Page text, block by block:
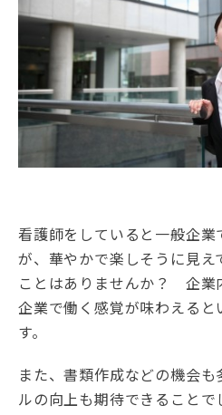
看護師をしていると一般企
が、華やかで楽しそうに見え
ことはありませんか？ 企業
企業で働く感覚が味わえる
す。
また、書類作成などの機会
ルの向上も期待できることで